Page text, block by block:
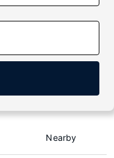
Nearby